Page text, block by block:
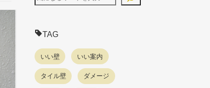
TAG
いい壁 いい案内
タイル壁 ダメージ